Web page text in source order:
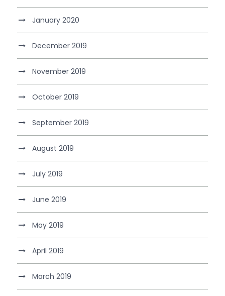
January 2020
December 2019
November 2019
October 2019
September 2019
August 2019
July 2019
June 2019
May 2019
April 2019
March 2019